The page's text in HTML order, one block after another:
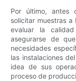
Por último, antes
solicitar muestras a
evaluar la
asegurarse de
necesidades
las instalaciones
idea de sus
proceso de